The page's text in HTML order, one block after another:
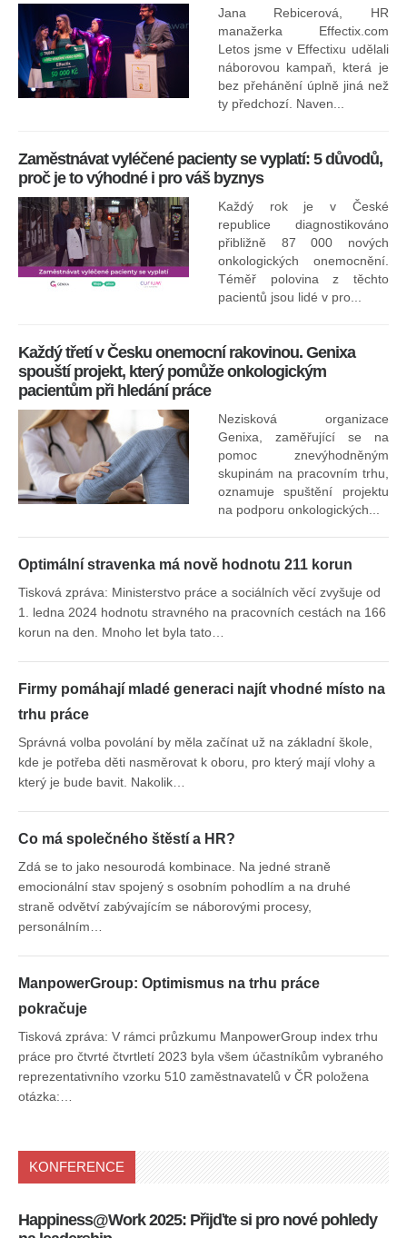
Jana Rebicerová, HR
manažerka Effectix.com
Letos jsme v Effectixu udělali
náborovou kampaň, která je
bez přehánění úplně jiná než
ty předchozí. Naven...
Zaměstnávat vyléčené pacienty se vyplatí: 5 důvodů,
proč je to výhodné i pro váš byznys
Každý rok je v České
republice diagnostikováno
přibližně 87 000 nových
onkologických onemocnění.
Téměř polovina z těchto
pacientů jsou lidé v pro...
Každý třetí v Česku onemocní rakovinou. Genixa
spouští projekt, který pomůže onkologickým
pacientům při hledání práce
Nezisková organizace
Genixa, zaměřující se na
pomoc znevýhodněným
skupinám na pracovním trhu,
oznamuje spuštění projektu
na podporu onkologických...
Optimální stravenka má nově hodnotu 211 korun
Tisková zpráva: Ministerstvo práce a sociálních věcí zvyšuje od
1. ledna 2024 hodnotu stravného na pracovních cestách na 166
korun na den. Mnoho let byla tato…
Firmy pomáhají mladé generaci najít vhodné místo na
trhu práce
Správná volba povolání by měla začínat už na základní škole,
kde je potřeba děti nasměrovat k oboru, pro který mají vlohy a
který je bude bavit. Nakolik…
Co má společného štěstí a HR?
Zdá se to jako nesourodá kombinace. Na jedné straně
emocionální stav spojený s osobním pohodlím a na druhé
straně odvětví zabývajícím se náborovými procesy,
personálním…
ManpowerGroup: Optimismus na trhu práce
pokračuje
Tisková zpráva: V rámci průzkumu ManpowerGroup index trhu
práce pro čtvrté čtvrtletí 2023 byla všem účastníkům vybraného
reprezentativního vzorku 510 zaměstnavatelů v ČR položena
otázka:…
KONFERENCE
Happiness@Work 2025: Přijďte si pro nové pohledy